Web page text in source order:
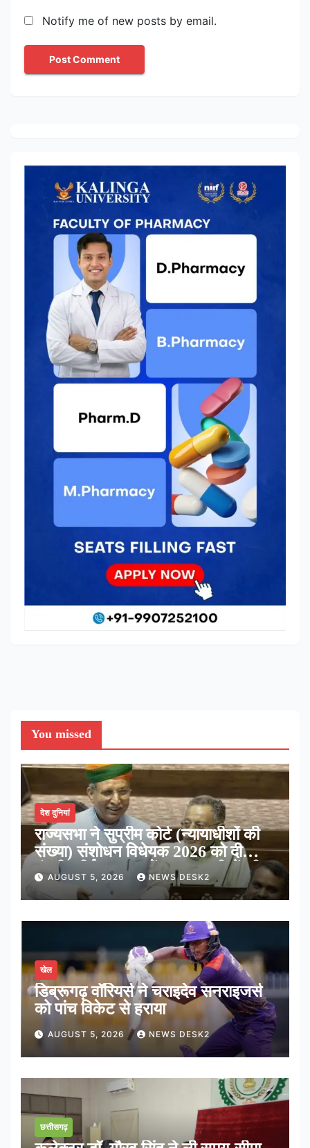
Notify me of new posts by email.
You missed
देश दुनियां
राज्यसभा ने सुप्रीम कोर्ट (न्यायाधीशों की
संख्या) संशोधन विधेयक 2026 को दी
मंजूरी, शीर्ष अदालत में अब न्यायधीशों की
संख्या होगी 38
AUGUST 5, 2026 NEWS DESK2
खेल
डिब्रूगढ़ वॉरियर्स ने चराइदेव सनराइजर्स
को पांच विकेट से हराया
AUGUST 5, 2026 NEWS DESK2
छत्तीसगढ़